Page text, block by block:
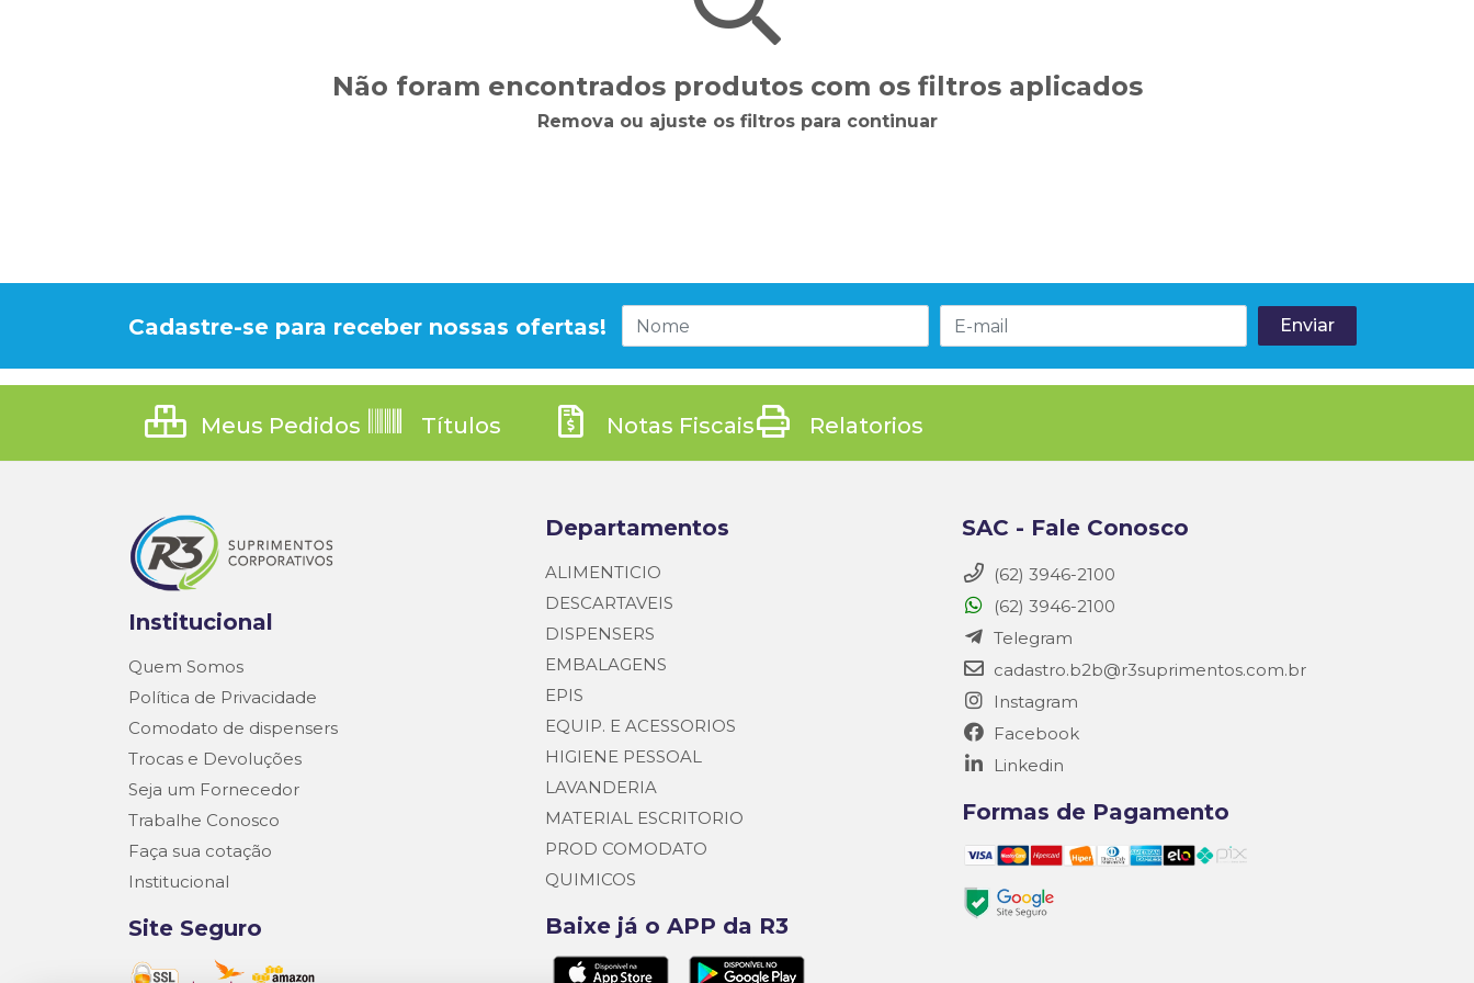
Não foram encontrados produtos com os filtros aplicados
Remova ou ajuste os filtros para continuar
Cadastre-se para receber nossas ofertas!
Meus Pedidos Títulos Notas Fiscais Relatorios
Institucional
Quem Somos
Política de Privacidade
Comodato de dispensers
Trocas e Devoluções
Seja um Fornecedor
Trabalhe Conosco
Faça sua cotação
Institucional
Site Seguro
Departamentos
ALIMENTICIO
DESCARTAVEIS
DISPENSERS
EMBALAGENS
EPIS
EQUIP. E ACESSORIOS
HIGIENE PESSOAL
LAVANDERIA
MATERIAL ESCRITORIO
PROD COMODATO
QUIMICOS
Baixe já o APP da R3
SAC - Fale Conosco
(62) 3946-2100
(62) 3946-2100
Telegram
cadastro.b2b@r3suprimentos.com.br
Instagram
Facebook
Linkedin
Formas de Pagamento